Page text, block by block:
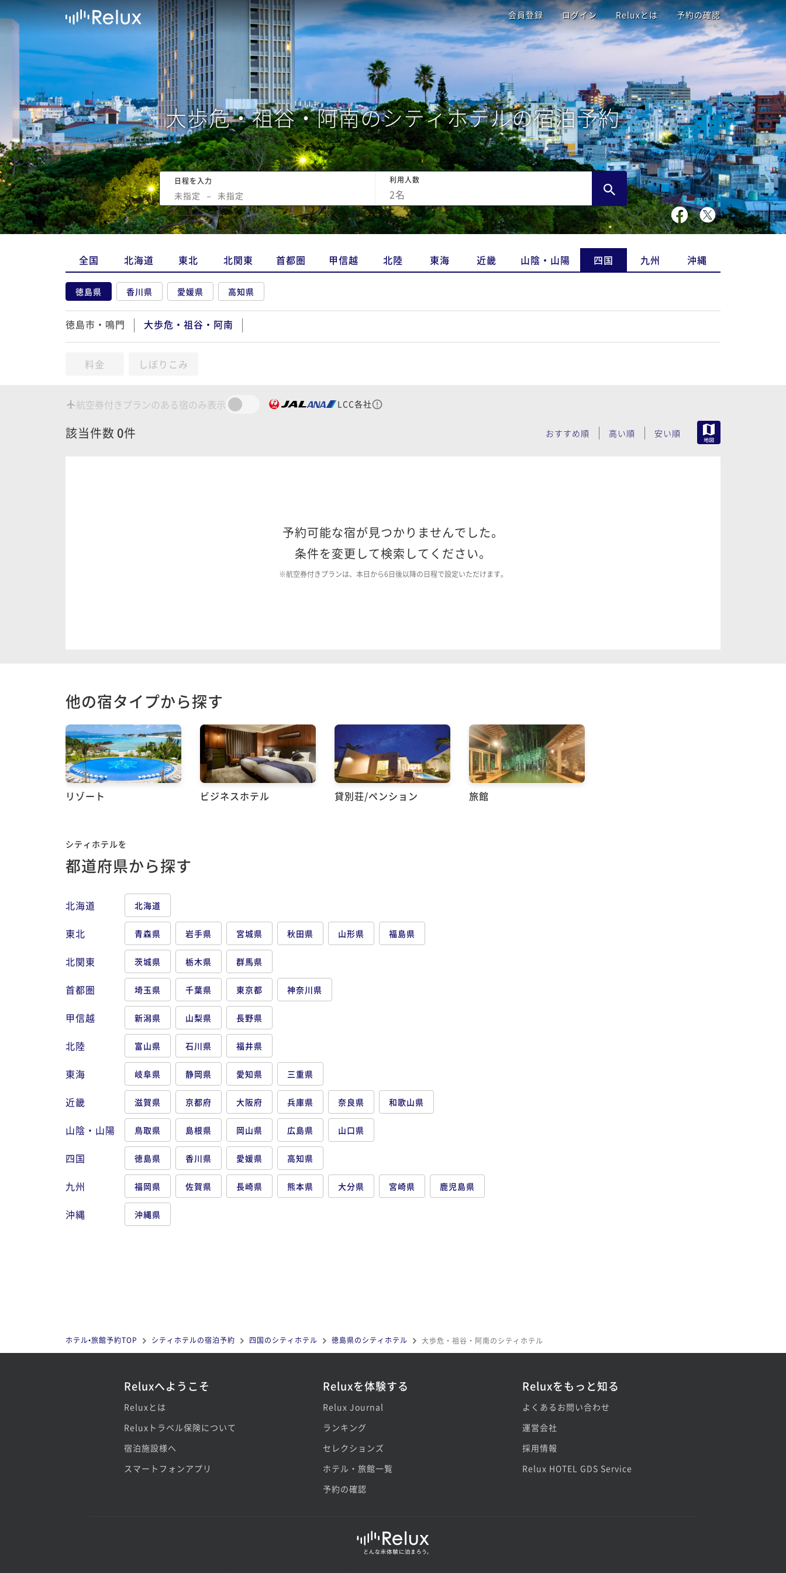
会員登録 ログイン Reluxとは 予約の確認
大歩危・祖谷・阿南のシティホテルの宿泊予約
日程を入力
未指定 − 未指定
利用人数
2名
全国 北海道 東北 北関東 首都圏 甲信越 北陸 東海 近畿 山陰・山陽 四国 九州 沖縄
徳島県 香川県 愛媛県 高知県
徳島市・鳴門 大歩危・祖谷・阿南
料金 しぼりこみ
航空券付きプランのある宿のみ表示 LCC各社
該当件数 0件 おすすめ順 高い順 安い順
予約可能な宿が見つかりませんでした。
条件を変更して検索してください。
※航空券付きプランは、本日から6日後以降の日程で設定いただけます。
他の宿タイプから探す
リゾート ビジネスホテル 貸別荘/ペンション 旅館
シティホテルを
都道府県から探す
北海道 北海道
東北 青森県 岩手県 宮城県 秋田県 山形県 福島県
北関東 茨城県 栃木県 群馬県
首都圏 埼玉県 千葉県 東京都 神奈川県
甲信越 新潟県 山梨県 長野県
北陸 富山県 石川県 福井県
東海 岐阜県 静岡県 愛知県 三重県
近畿 滋賀県 京都府 大阪府 兵庫県 奈良県 和歌山県
山陰・山陽 鳥取県 島根県 岡山県 広島県 山口県
四国 徳島県 香川県 愛媛県 高知県
九州 福岡県 佐賀県 長崎県 熊本県 大分県 宮崎県 鹿児島県
沖縄 沖縄県
ホテル•旅館予約TOP シティホテルの宿泊予約 四国のシティホテル 徳島県のシティホテル 大歩危・祖谷・阿南のシティホテル
Reluxへようこそ
Reluxとは
Reluxトラベル保険について
宿泊施設様へ
スマートフォンアプリ
Reluxを体験する
Relux Journal
ランキング
セレクションズ
ホテル・旅館一覧
予約の確認
Reluxをもっと知る
よくあるお問い合わせ
運営会社
採用情報
Relux HOTEL GDS Service